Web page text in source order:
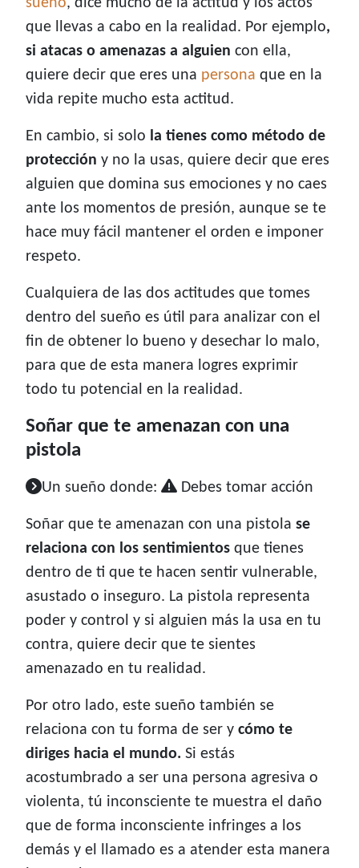
sueño, dice mucho de la actitud y los actos
que llevas a cabo en la realidad. Por ejemplo,
si atacas o amenazas a alguien con ella,
quiere decir que eres una persona que en la
vida repite mucho esta actitud.
En cambio, si solo la tienes como método de
protección y no la usas, quiere decir que eres
alguien que domina sus emociones y no caes
ante los momentos de presión, aunque se te
hace muy fácil mantener el orden e imponer
respeto.
Cualquiera de las dos actitudes que tomes
dentro del sueño es útil para analizar con el
fin de obtener lo bueno y desechar lo malo,
para que de esta manera logres exprimir
todo tu potencial en la realidad.
Soñar que te amenazan con una
pistola
Un sueño donde: Debes tomar acción
Soñar que te amenazan con una pistola se
relaciona con los sentimientos que tienes
dentro de ti que te hacen sentir vulnerable,
asustado o inseguro. La pistola representa
poder y control y si alguien más la usa en tu
contra, quiere decir que te sientes
amenazado en tu realidad.
Por otro lado, este sueño también se
relaciona con tu forma de ser y cómo te
diriges hacia el mundo. Si estás
acostumbrado a ser una persona agresiva o
violenta, tú inconsciente te muestra el daño
que de forma inconsciente infringes a los
demás y el llamado es a atender esta manera